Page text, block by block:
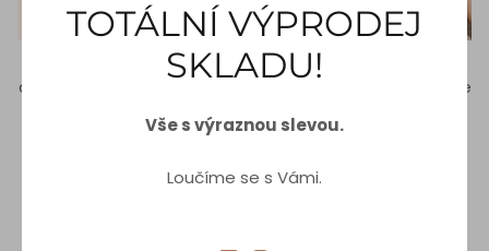
Dárky na poslední chvíli: Pokud vám chybí čas,
dárková karta vám může zachránit život. Jejich nákup je
rychlý a lze je obvykle odeslat digitálně.
TOTÁLNÍ VÝPRODEJ
SKLADU!
Vše s výraznou slevou.
Loučíme se s Vámi.